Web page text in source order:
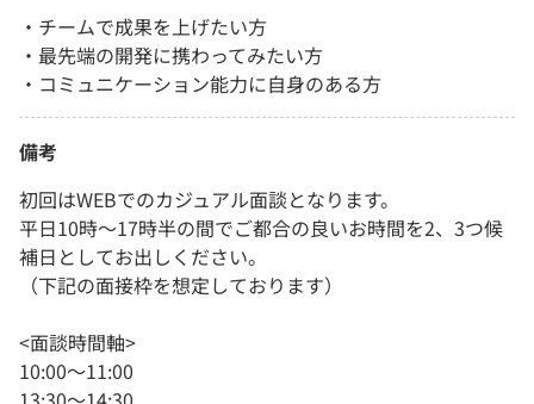
・チームで成果を上げたい方
・最先端の開発に携わってみたい方
・コミュニケーション能力に自身のある方
備考
初回はWEBでのカジュアル面談となります。
平日10時～17時半の間でご都合の良いお時間を2、3つ候
補日としてお出しください。
（下記の面接枠を想定しております）
<面談時間軸>
10:00～11:00